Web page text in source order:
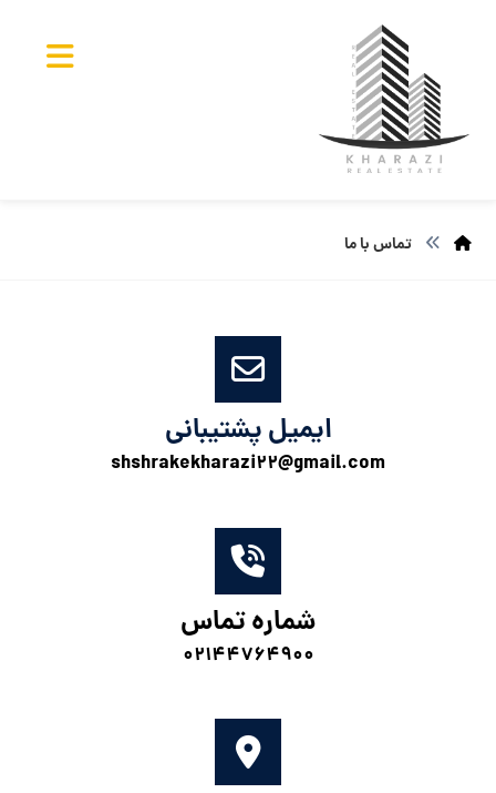
تماس با ما
ایمیل پشتیبانی
shshrakekharazi۲۲@gmail.com
شماره تماس
۰۲۱۴۴۷۶۴۹۰۰